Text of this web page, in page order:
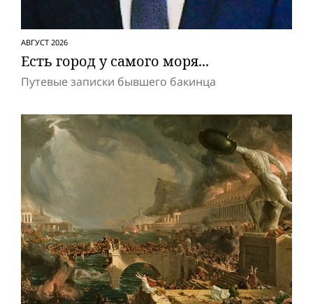
АВГУСТ 2026
Есть город у самого моря...
Путевые записки бывшего бакинца